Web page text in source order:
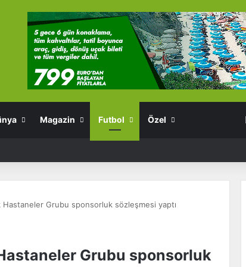
Magazin Futbol Özel
Hastaneler Grubu sponsorluk sözleşmesi yaptı
Grubu sponsorluk